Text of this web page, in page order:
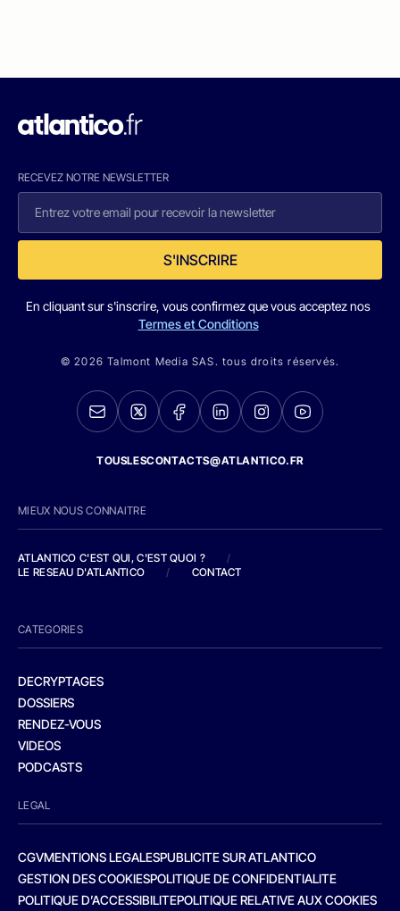
RECEVEZ NOTRE NEWSLETTER
S'INSCRIRE
En cliquant sur s'inscrire, vous confirmez que vous acceptez nos
Termes et Conditions
© 2026 Talmont Media SAS. tous droits réservés.
TOUSLESCONTACTS@ATLANTICO.FR
MIEUX NOUS CONNAITRE
ATLANTICO C'EST QUI, C'EST QUOI ?
/
LE RESEAU D'ATLANTICO
/ CONTACT
CATEGORIES
DECRYPTAGES
DOSSIERS
RENDEZ-VOUS
VIDEOS
PODCASTS
LEGAL
CGVMENTIONS LEGALESPUBLICITE SUR ATLANTICO
GESTION DES COOKIESPOLITIQUE DE CONFIDENTIALITE
POLITIQUE D’ACCESSIBILITEPOLITIQUE RELATIVE AUX COOKIES